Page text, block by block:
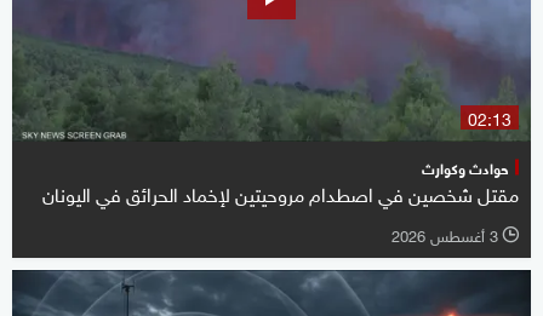
02:13
حوادث وكوارث
مقتل شخصين في اصطدام مروحيتين لإخماد الحرائق في اليونان
l 3 أغسطس 2026